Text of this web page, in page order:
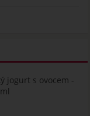
jogurt s ovocem -